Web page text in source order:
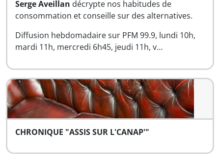
Serge Aveillan décrypte nos habitudes de
consommation et conseille sur des alternatives.
Diffusion hebdomadaire sur PFM 99.9, lundi 10h,
mardi 11h, mercredi 6h45, jeudi 11h, v…
CHRONIQUE "ASSIS SUR L'CANAP'"